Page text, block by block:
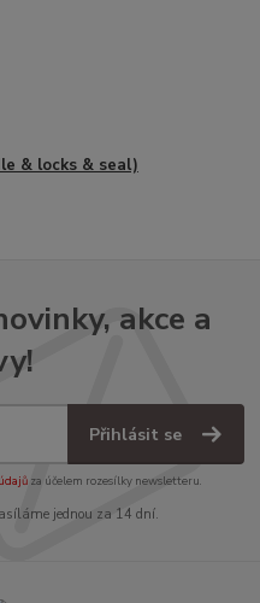
& locks & seal)
akce a
Přihlásit se
za účelem rozesílky newsletteru.
jednou za 14 dní.